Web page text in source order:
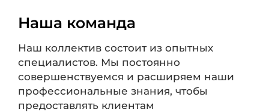
Наша команда
Наш коллектив состоит из опытных
специалистов. Мы постоянно
совершенствуемся и расширяем наши
профессиональные знания, чтобы
предоставлять клиентам